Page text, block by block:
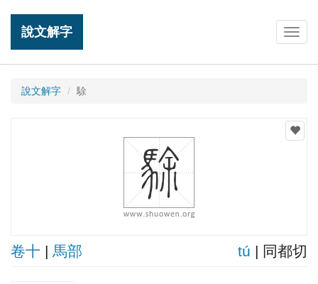
說文解字
說文解字 駼
卷十 | 馬部 tú | 同都切